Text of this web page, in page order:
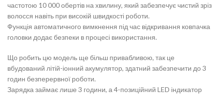
частотою 10 000 обертів на хвилину, який забезпечує чистий зріз
волосся навіть при високій швидкості роботи.
Функція автоматичного вимкнення під час відкривання ковпачка
головки додає безпеки в процесі використання.
Що робить цю модель ще більш привабливою, так це
вбудований літій-іонний акумулятор, здатний забезпечити до 3
годин безперервної роботи.
Зарядка займає лише 3 години, а 4-позиційний LED індикатор